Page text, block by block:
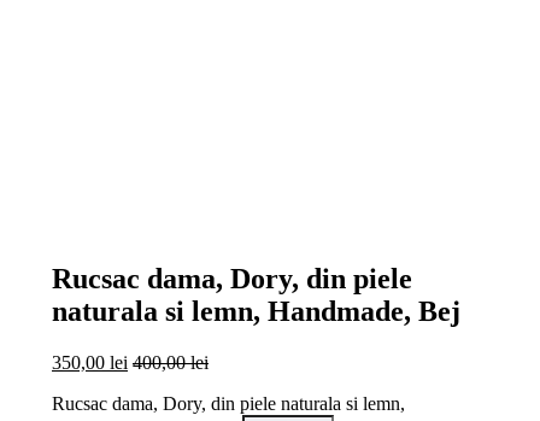
Rucsac dama, Dory, din piele
naturala si lemn, Handmade, Bej
350,00 lei 400,00lei
Rucsac dama, Dory, din piele naturala si lemn,